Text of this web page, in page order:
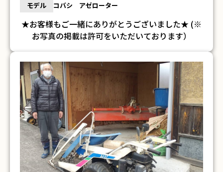
モデル コバシ アゼローター
★お客様もご一緒にありがとうございました★ (※
お写真の掲載は許可をいただいております）